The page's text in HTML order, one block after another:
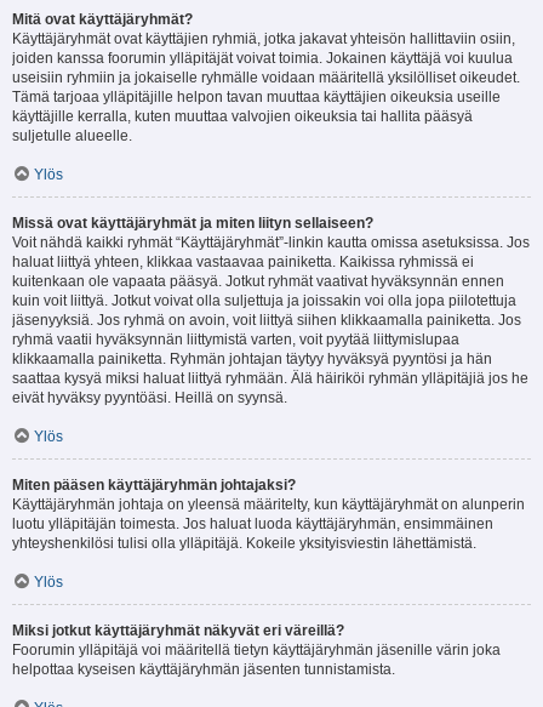
Mitä ovat käyttäjäryhmät?
Käyttäjäryhmät ovat käyttäjien ryhmiä, jotka jakavat yhteisön hallittaviin osiin,
joiden kanssa foorumin ylläpitäjät voivat toimia. Jokainen käyttäjä voi kuulua
useisiin ryhmiin ja jokaiselle ryhmälle voidaan määritellä yksilölliset oikeudet.
Tämä tarjoaa ylläpitäjille helpon tavan muuttaa käyttäjien oikeuksia useille
käyttäjille kerralla, kuten muuttaa valvojien oikeuksia tai hallita pääsyä
suljetulle alueelle.
Ylös
Missä ovat käyttäjäryhmät ja miten liityn sellaiseen?
Voit nähdä kaikki ryhmät “Käyttäjäryhmät”-linkin kautta omissa asetuksissa. Jos
haluat liittyä yhteen, klikkaa vastaavaa painiketta. Kaikissa ryhmissä ei
kuitenkaan ole vapaata pääsyä. Jotkut ryhmät vaativat hyväksynnän ennen
kuin voit liittyä. Jotkut voivat olla suljettuja ja joissakin voi olla jopa piilotettuja
jäsenyyksiä. Jos ryhmä on avoin, voit liittyä siihen klikkaamalla painiketta. Jos
ryhmä vaatii hyväksynnän liittymistä varten, voit pyytää liittymislupaa
klikkaamalla painiketta. Ryhmän johtajan täytyy hyväksyä pyyntösi ja hän
saattaa kysyä miksi haluat liittyä ryhmään. Älä häiriköi ryhmän ylläpitäjiä jos he
eivät hyväksy pyyntöäsi. Heillä on syynsä.
Ylös
Miten pääsen käyttäjäryhmän johtajaksi?
Käyttäjäryhmän johtaja on yleensä määritelty, kun käyttäjäryhmät on alunperin
luotu ylläpitäjän toimesta. Jos haluat luoda käyttäjäryhmän, ensimmäinen
yhteyshenkilösi tulisi olla ylläpitäjä. Kokeile yksityisviestin lähettämistä.
Ylös
Miksi jotkut käyttäjäryhmät näkyvät eri väreillä?
Foorumin ylläpitäjä voi määritellä tietyn käyttäjäryhmän jäsenille värin joka
helpottaa kyseisen käyttäjäryhmän jäsenten tunnistamista.